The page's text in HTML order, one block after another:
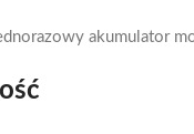
akumulator